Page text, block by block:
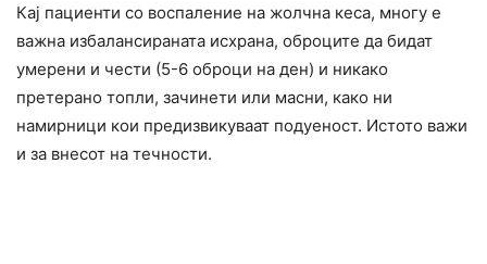
Кај пациенти со воспаление на жолчна кеса, многу е
важна избалансираната исхрана, оброците да бидат
умерени и чести (5-6 оброци на ден) и никако
претерано топли, зачинети или масни, како ни
намирници кои предизвикуваат подуеност. Истото важи
и за внесот на течности.